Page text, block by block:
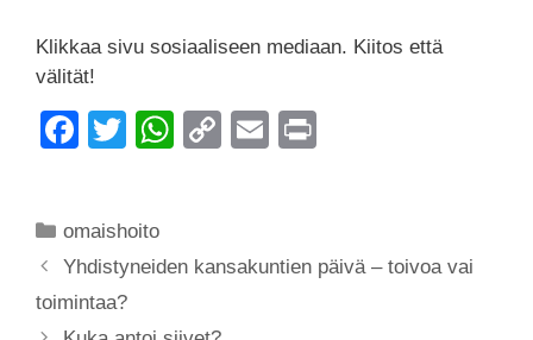
Klikkaa sivu sosiaaliseen mediaan. Kiitos että
välität!
F
e
b
o
T
er
W
A
p
C
Li
E
Kategoriat
omaishoito
Yhdistyneiden kansakuntien päivä – toivoa vai
toimintaa?